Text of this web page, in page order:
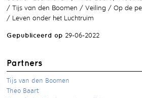
Tijs van den Boomen
Veiling
Op de
Leven onder het Luchtruim
Gepubliceerd op 29-06-2022
Partners
Tijs van den Boomen
Theo Baart